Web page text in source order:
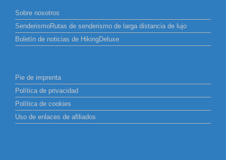
Sobre nosotros
SenderismoRutas de senderismo de larga distancia de lujo
Boletín de noticias de HikingDeluxe
Pie de imprenta
Política de privacidad
Política de cookies
Uso de enlaces de afiliados